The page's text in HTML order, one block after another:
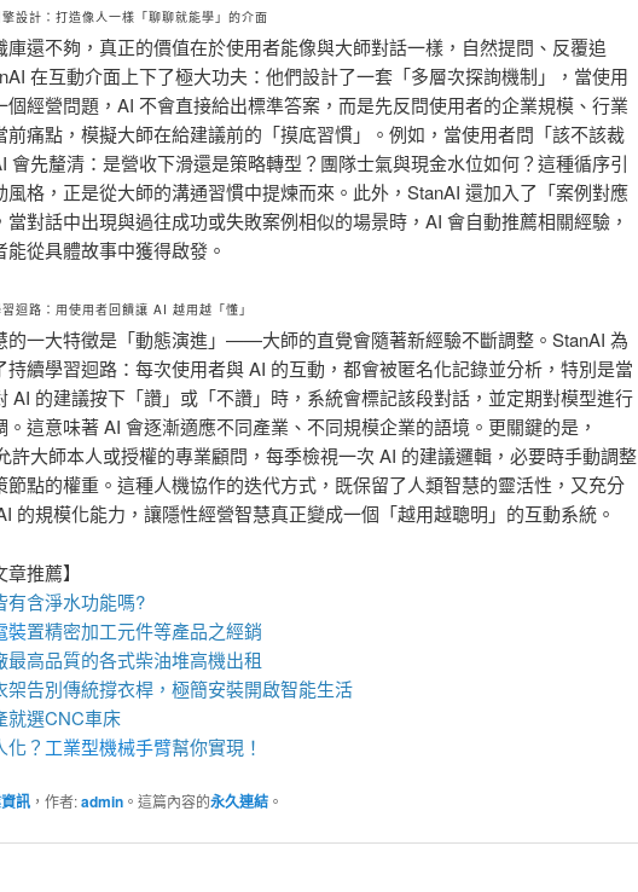
設計：打造像人一樣「聊聊就能學」的介面
庫還不夠，真正的價值在於使用者能像與大師對話一樣，自然提問、反覆追
在互動介面上下了極大功夫：他們設計了一套「多層次探詢機制」，當使用
個經營問題，AI 不會直接給出標準答案，而是先反問使用者的企業規模、行業
前痛點，模擬大師在給建議前的「摸底習慣」。例如，當使用者問「該不該裁
會先釐清：是營收下滑還是策略轉型？團隊士氣與現金水位如何？這種循序引
風格，正是從大師的溝通習慣中提煉而來。此外，StanAI 還加入了「案例對應
當對話中出現與過往成功或失敗案例相似的場景時，AI 會自動推薦相關經驗，
能從具體故事中獲得啟發。
迴路：用使用者回饋讓 AI 越用越「懂」
的一大特徵是「動態演進」——大師的直覺會隨著新經驗不斷調整。StanAI 為
持續學習迴路：每次使用者與 AI 的互動，都會被匿名化記錄並分析，特別是當
AI 的建議按下「讚」或「不讚」時，系統會標記該段對話，並定期對模型進行
。這意味著 AI 會逐漸適應不同產業、不同規模企業的語境。更關鍵的是，
許大師本人或授權的專業顧問，每季檢視一次 AI 的建議邏輯，必要時手動調整
節點的權重。這種人機協作的迭代方式，既保留了人類智慧的靈活性，又充分
的規模化能力，讓隱性經營智慧真正變成一個「越用越聰明」的互動系統。
章推薦】
有含淨水功能嗎?
裝置精密加工元件等產品之經銷
最高品質的各式柴油堆高機出租
架告別傳統撐衣桿，極簡安裝開啟智能生活
就選CNC車床
化？ 工業型機械手臂幫你實現！
訊，作者:admin。這篇內容的永久連結。